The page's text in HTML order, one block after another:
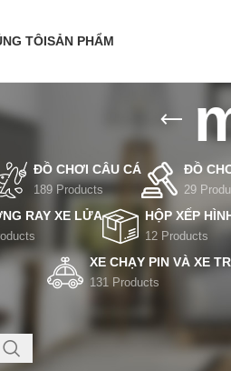
TÔISẢN PHẨM
ĐỒ CHƠI CÂU CÁ
189 Products
ĐỒ
29
RAY XE LỬA HỘP XẾP
12 Products
XE CHẠY PIN VÀ XE
131 Products